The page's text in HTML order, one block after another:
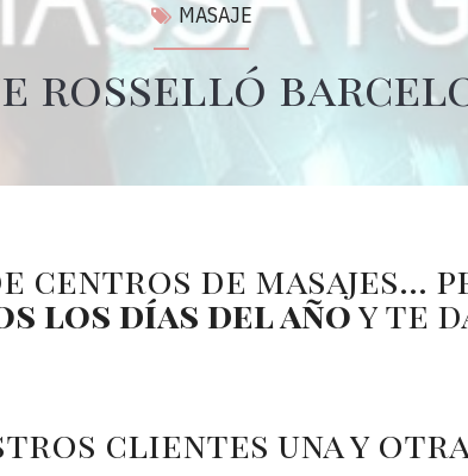
MASAJE
rosselló
centros de masajes…
los días del añoy te
clientes una y otra